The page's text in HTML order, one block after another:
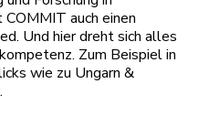
auch einen
Und hier dreht sich alles
Zum Beispiel in
wie zu Ungarn &